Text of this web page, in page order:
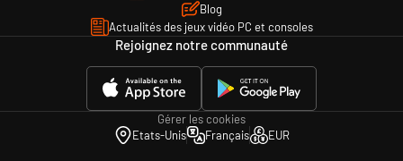
Blog
Actualités des jeux vidéo PC et consoles
Rejoignez notre communauté
Gérer les cookies
Etats-Unis
Français EUR